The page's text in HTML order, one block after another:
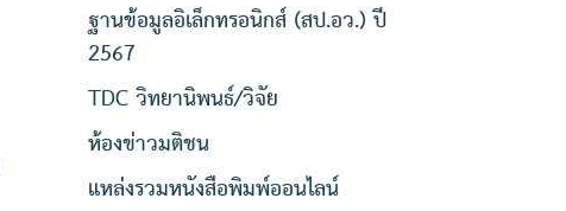
ฐานข้อมูลอิเล็กทรอนิกส์ (สป.อว.) ปี
2567
TDC วิทยานิพนธ์/วิจัย
ห้องข่าวมติชน
แหล่งรวมหนังสือพิมพ์ออนไลน์